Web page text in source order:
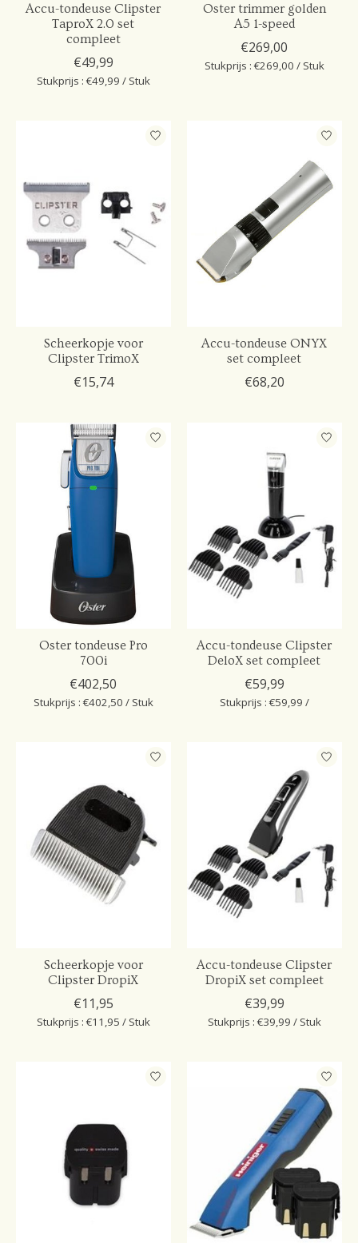
Accu-tondeuse Clipster
TaproX 2.0 set
compleet
€49,99
Stukprijs : €49,99 / Stuk
Oster trimmer golden
A5 1-speed
€269,00
Stukprijs : €269,00 / Stuk
Scheerkopje voor
Clipster TrimoX
€15,74
Accu-tondeuse ONYX
set compleet
€68,20
Oster tondeuse Pro
700i
€402,50
Stukprijs : €402,50 / Stuk
Accu-tondeuse Clipster
DeloX set compleet
€59,99
Stukprijs : €59,99 /
Scheerkopje voor
Clipster DropiX
€11,95
Stukprijs : €11,95 / Stuk
Accu-tondeuse Clipster
DropiX set compleet
€39,99
Stukprijs : €39,99 / Stuk